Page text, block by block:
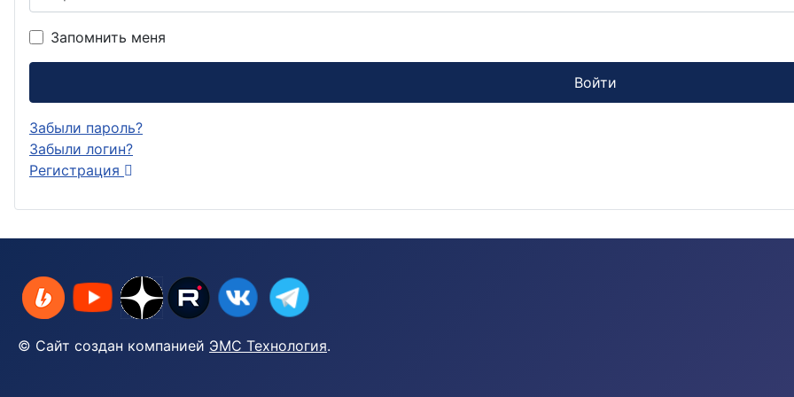
Запомнить меня
Войти
Забыли пароль?
Забыли логин?
Регистрация
© Сайт создан компанией ЭМС Технология.